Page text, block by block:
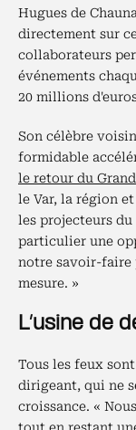
Hugues de
directement sur
collaborateurs
événements
20 millions
Son célèbre
formidable
le retour du
le Var, la région
les projecteurs
particulier une
notre savoir-faire
mesure. »
L’usine de
Tous les feux
dirigeant, qui ne
croissance. «